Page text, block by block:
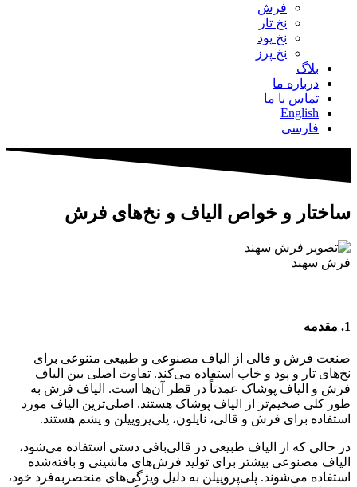
فرش‌
نخ‌ تار
نخ‌ پود
نخ‌ پرز
بلاگ
درباره ما
تماس با ما
English
فارسی
ساختار و خواص الیاف و نخ‌های فرش
فرش سهند
1. مقدمه
صنعت فرش و قالی از الیاف مصنوعی و طبیعی متنوعی برای
نخ‌های تار و پود و خاب استفاده می‌کند. تفاوت اصلی بین الیاف
فرش و الیاف پوشاک عمدتاً در قطر آن‌ها است. الیاف فرش به
طور کلی ضخیم‌تر از الیاف پوشاک هستند. اصلی‌ترین الیاف مورد
استفاده برای فرش و قالی، نایلون، پلی‌پروپیلن و پشم هستند.
در حالی که از الیاف طبیعی در قالی‌بافی دستی استفاده می‌شود،
الیاف مصنوعی بیشتر برای تولید فرش‌های ماشینی و بافته‌شده
استفاده می‌شوند. پلی‌پروپیلن به دلیل ویژگی‌های منحصربه‌فرد خود،